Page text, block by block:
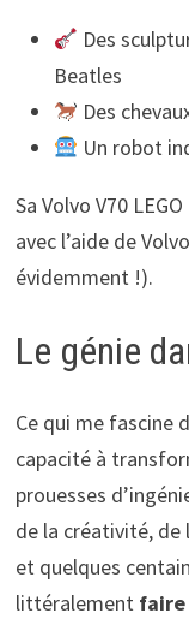
Des
Beatles
Des
Un robot
Sa Volvo V70
avec l’aide de
évidemment !).
Le génie
Ce qui me fascine
capacité à
prouesses
de la créativité, de
et quelques
littéralement faire